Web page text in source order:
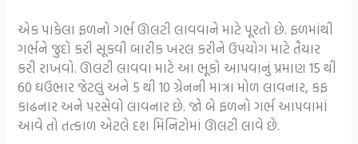
એક પાકેલા ફળનો ગર્ભ ઊલટી લાવવાને માટે પૂરતો છે. ફળમાંથી
ગર્ભને જુદો કરી સૂકવી બારીક ખરલ કરીને ઉપયોગ માટે તૈયાર
કરી રાખવો. ઊલટી લાવવા માટે આ ભૂકો આપવાનું પ્રમાણ 15 થી
60 ઘઉભાર જેટલું અને 5 થી 10 ગ્રેનની માત્રા મોળ લાવનાર, કફ
કાઢનાર અને પરસેવો લાવનાર છે. જો બે ફળનો ગર્ભ આપવામાં
આવે તો તત્કાળ એટલે દશ મિનિટોમાં ઊલટી લાવે છે.